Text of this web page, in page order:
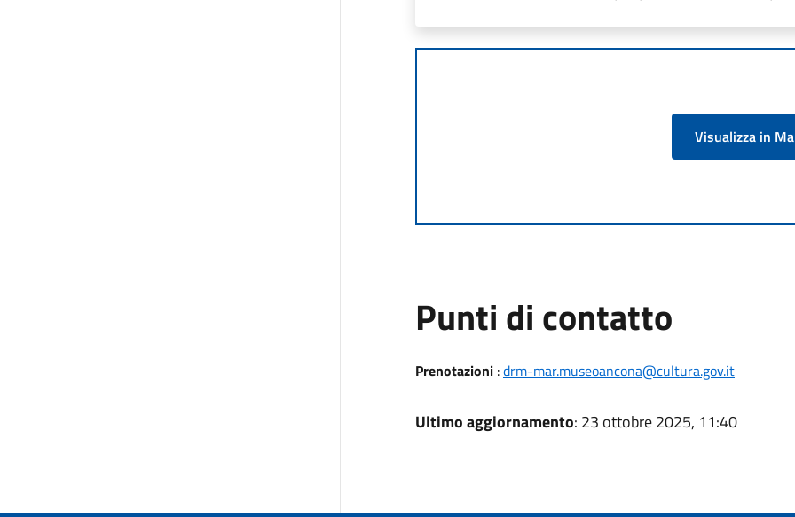
Visualizza in
Punti di contatto
Prenotazioni:drm-mar.museoancona@cultura.gov.it
Ultimo aggiornamento: 23 ottobre 2025, 11:40